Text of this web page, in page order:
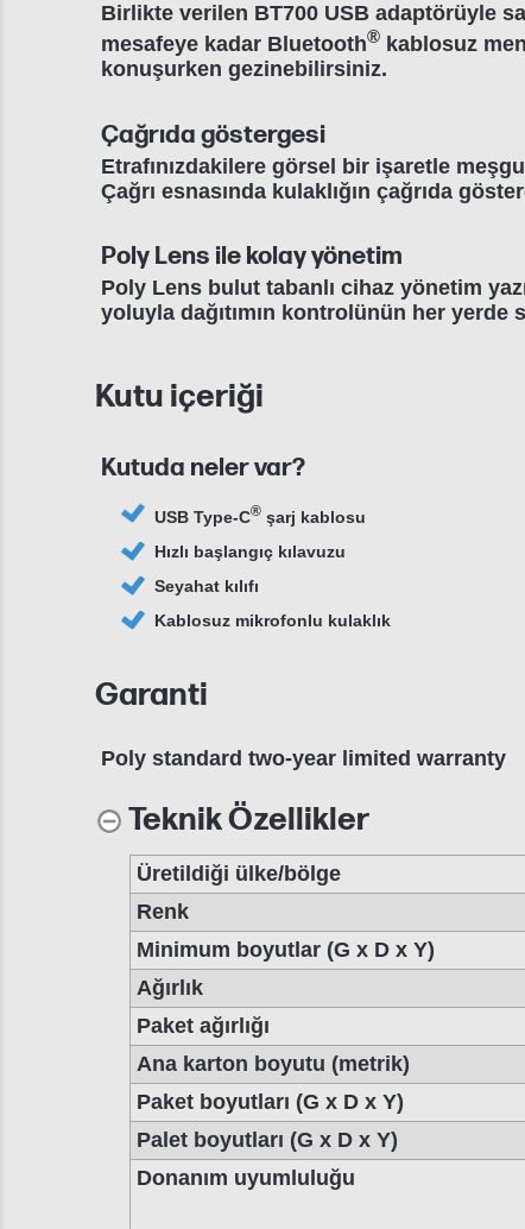
Birlikte verilen BT700 USB adaptörüyle
mesafeye kadar Bluetooth® kablosuz
konuşurken gezinebilirsiniz.
Çağrıda göstergesi
Etrafınızdakilere görsel bir işaretle
Çağrı esnasında kulaklığın çağrıda
Poly Lens ile kolay yönetim
Poly Lens bulut tabanlı cihaz yönetim
yoluyla dağıtımın kontrolünün her yerde
Kutu içeriği
Kutuda neler var?
USB Type-C® şarj kablosu
Hızlı başlangıç kılavuzu
Seyahat kılıfı
Kablosuz mikrofonlu kulaklık
Garanti
Poly standard two-year limited warranty
Teknik Özellikler
Üretildiği ülke/bölge
Renk
Minimum boyutlar (G x D x Y)
Ağırlık
Paket ağırlığı
Ana karton boyutu (metrik)
Paket boyutları (G x D x Y)
Palet boyutları (G x D x Y)
Donanım uyumluluğu